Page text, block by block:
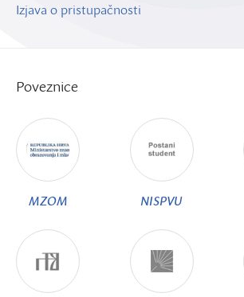
Izjava o pristupačnosti
Poveznice
MZOM NISPVU